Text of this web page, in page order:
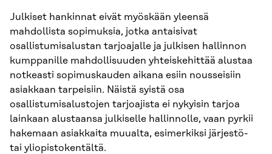
Julkiset hankinnat eivät myöskään yleensä
mahdollista sopimuksia, jotka antaisivat
osallistumisalustan tarjoajalle ja julkisen hallinnon
kumppanille mahdollisuuden yhteiskehittää alustaa
notkeasti sopimuskauden aikana esiin nousseisiin
asiakkaan tarpeisiin. Näistä syistä osa
osallistumisalustojen tarjoajista ei nykyisin tarjoa
lainkaan alustaansa julkiselle hallinnolle, vaan pyrkii
hakemaan asiakkaita muualta, esimerkiksi järjestö-
tai yliopistokentältä.